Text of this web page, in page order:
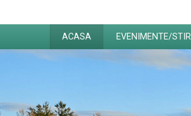
ACASA EVENIMENTE/STIRI